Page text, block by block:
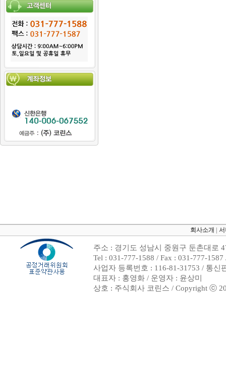
회사소개
주소 : 경기도 성남시 중원구 둔촌대로
Tel : 031-777-1588 / Fax : 031-777-
사업자 등록번호 : 116-81-31753 / 통신
대표자 : 홍영화 / 운영자 : 윤상미
상호 : 주식회사 코린스 / Copyright ⓒ